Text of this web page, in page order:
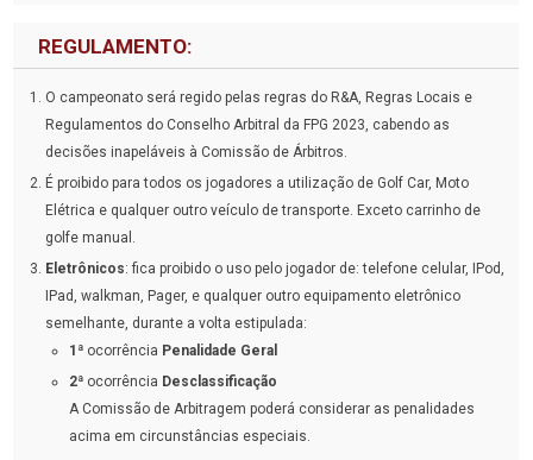
REGULAMENTO:
O campeonato será regido pelas regras do R&A, Regras Locais e
Regulamentos do Conselho Arbitral da FPG 2023, cabendo as
decisões inapeláveis à Comissão de Árbitros.
É proibido para todos os jogadores a utilização de Golf Car, Moto
Elétrica e qualquer outro veículo de transporte. Exceto carrinho de
golfe manual.
Eletrônicos: fica proibido o uso pelo jogador de: telefone celular, IPod,
IPad, walkman, Pager, e qualquer outro equipamento eletrônico
semelhante, durante a volta estipulada:
1ª ocorrência Penalidade Geral
2ª ocorrência Desclassificação
A Comissão de Arbitragem poderá considerar as penalidades
acima em circunstâncias especiais.